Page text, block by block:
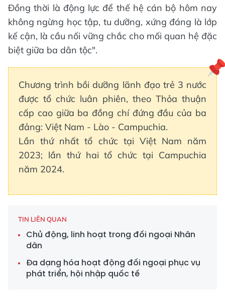
Đồng thời là động lực để thế hệ cán bộ hôm nay
không ngừng học tập, tu dưỡng, xứng đáng là lớp
kế cận, là cầu nối vững chắc cho mối quan hệ đặc
biệt giữa ba dân tộc".
Chương trình bồi dưỡng lãnh đạo trẻ 3 nước
được tổ chức luân phiên, theo Thỏa thuận
cấp cao giữa ba đồng chí đứng đầu của ba
đảng: Việt Nam - Lào - Campuchia.
Lần thứ nhất tổ chức tại Việt Nam năm
2023; lần thứ hai tổ chức tại Campuchia
năm 2024.
TIN LIÊN QUAN
Chủ động, linh hoạt trong đối ngoại Nhân
dân
Đa dạng hóa hoạt động đối ngoại phục vụ
phát triển, hội nhập quốc tế